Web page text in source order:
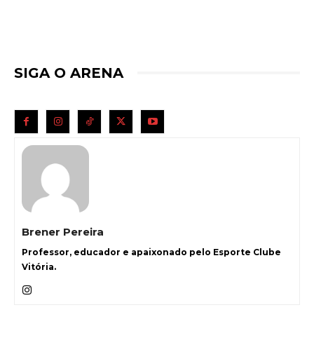
SIGA O ARENA
Brener Pereira
Professor, educador e apaixonado pelo Esporte Clube
Vitória.